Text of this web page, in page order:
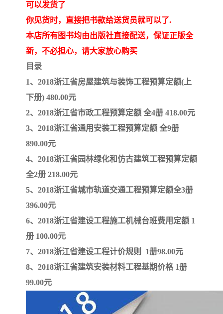
可以发货了
你见货时，直接把书款给送货员就可以了.
本店所有图书均由出版社直接配送，保证正版全
新，不必担心，请大家放心购买
目录
1、2018浙江省房屋建筑与装饰工程预算定额(上
下册) 480.00元
2、2018浙江省市政工程预算定额 全4册 418.00元
3、2018浙江省通用安装工程预算定额 全9册
890.00元
4、2018浙江省园林绿化和仿古建筑工程预算定额
全2册 218.00元
5、2018浙江省城市轨道交通工程预算定额全3册
396.00元
6、2018浙江省建设工程施工机械台班费用定额 1
册 100.00元
7、2018浙江省建设工程计价规则 1册98.00元
8、2018浙江省建筑安装材料工程基期价格 1册
99.00元